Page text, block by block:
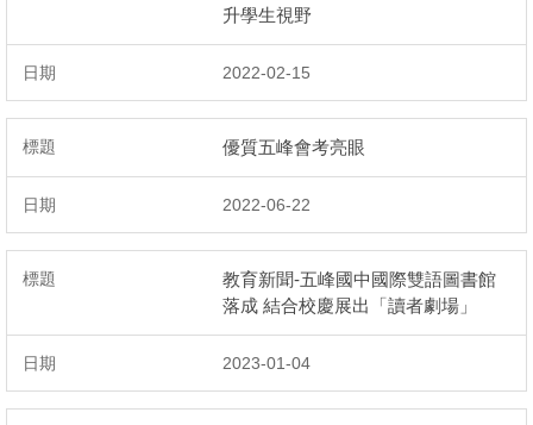
升學生視野
2022-02-15
優質五峰會考亮眼
2022-06-22
教育新聞-五峰國中國際雙語圖書館
落成 結合校慶展出「讀者劇場」
2023-01-04